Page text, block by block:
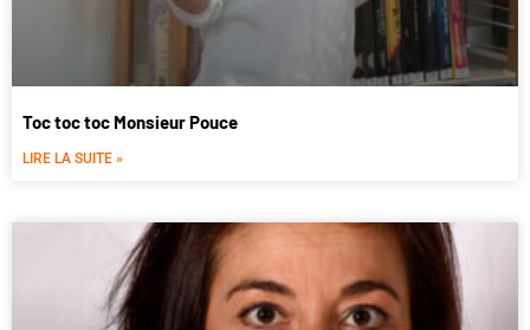
Toc toc toc Monsieur Pouce
LIRE LA SUITE »